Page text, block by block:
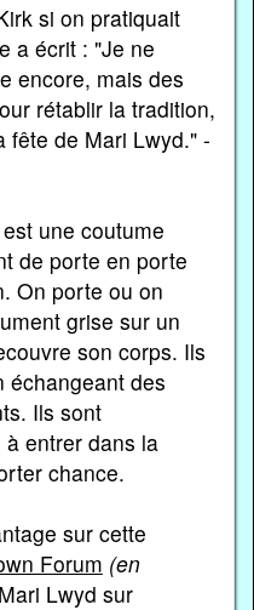
si on pratiquait
a écrit : "Je ne
encore, mais des
rétablir la tradition,
fête de Mari Lwyd." -
une coutume
de porte en porte
On porte ou on
grise sur un
son corps. Ils
échangeant des
Ils sont
entrer dans la
chance.
sur cette
Forum (en
Lwyd sur